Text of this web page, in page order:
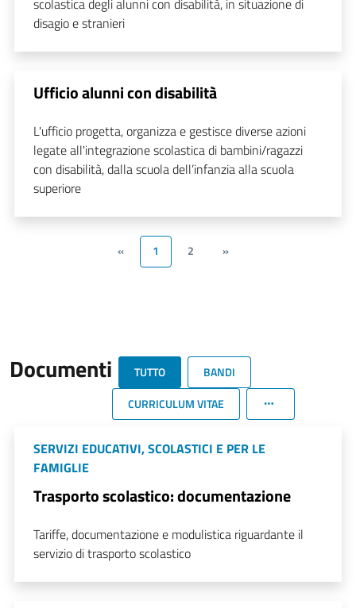
disagio e stranieri
Ufficio alunni con disabilità
L'ufficio progetta, organizza e gestisce diverse azioni
legate all'integrazione scolastica di bambini/ragazzi
con disabilità, dalla scuola dell’infanzia alla scuola
superiore
« 1 2 »
Documenti TUTTO
BANDI
CURRICULUM VITAE
SERVIZI EDUCATIVI, SCOLASTICI E PER LE
FAMIGLIE
Trasporto scolastico: documentazione
Tariffe, documentazione e modulistica riguardante il
servizio di trasporto scolastico